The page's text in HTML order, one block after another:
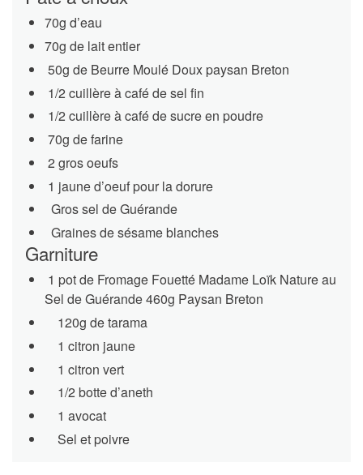
70g d’eau
70g de lait entier
50g de Beurre Moulé Doux paysan Breton
1/2 cuillère à café de sel fin
1/2 cuillère à café de sucre en poudre
70g de farine
2 gros oeufs
1 jaune d’oeuf pour la dorure
Gros sel de Guérande
Graines de sésame blanches
Garniture
1 pot de Fromage Fouetté Madame Loïk Nature au
Sel de Guérande 460g Paysan Breton
120g de tarama
1 citron jaune
1 citron vert
1/2 botte d’aneth
1 avocat
Sel et poivre